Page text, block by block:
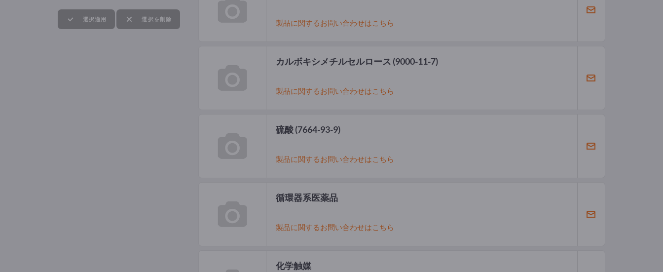
選択適用 選択を削除 製品に関するお問い合わせはこちら
カルボキシメチルセルロース (9000-11-7)
製品に関するお問い合わせはこちら
硫酸(7664-93-9)
製品に関するお問い合わせはこちら
循環器系医薬品
製品に関するお問い合わせはこちら
化学触媒